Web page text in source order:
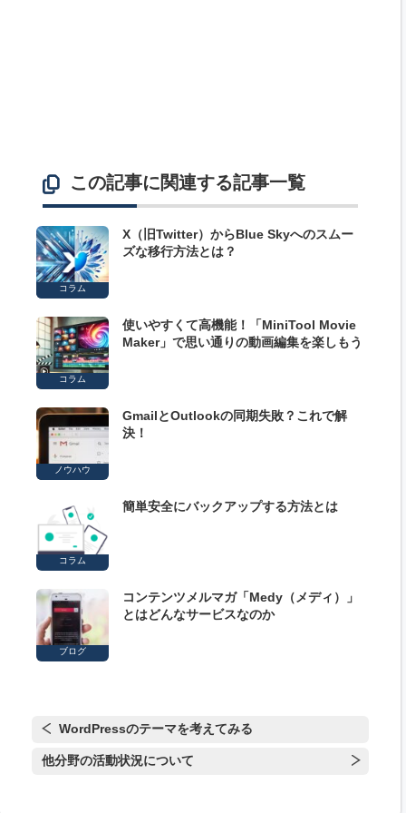
この記事に関連する記事一覧
コラム
X（旧Twitter）からBlue Skyへのスムー
ズな移行方法とは？
コラム
使いやすくて高機能！「MiniTool Movie
Maker」で思い通りの動画編集を楽しもう
ノウハウ
GmailとOutlookの同期失敗？これで解
決！
コラム
簡単安全にバックアップする方法とは
ブログ
コンテンツメルマガ「Medy（メディ）」
とはどんなサービスなのか
WordPressのテーマを考えてみる
他分野の活動状況について